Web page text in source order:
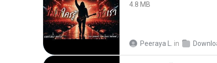
4.8 MB
Peeraya L. in